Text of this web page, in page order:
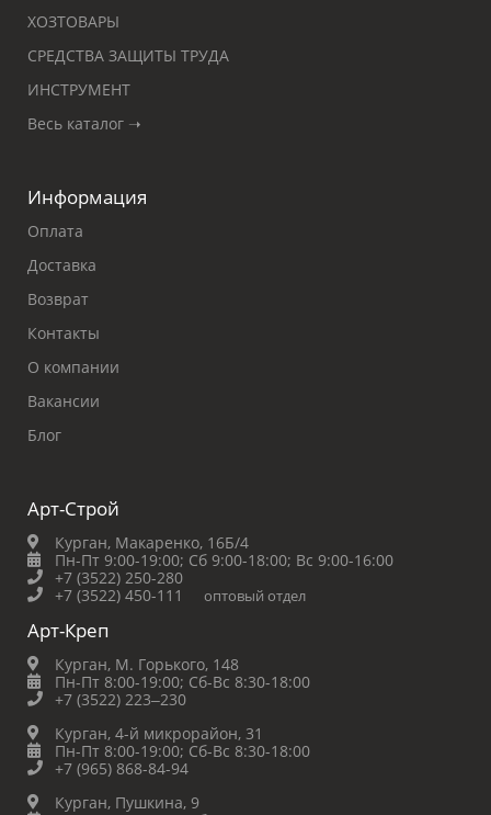
ХОЗТОВАРЫ
СРЕДСТВА ЗАЩИТЫ ТРУДА
ИНСТРУМЕНТ
Весь каталог ➝
Информация
Оплата
Доставка
Возврат
Контакты
О компании
Вакансии
Блог
Арт-Строй
Курган, Макаренко, 16Б/4
Пн-Пт 9:00-19:00; Сб 9:00-18:00; Вс 9:00-16:00
+7 (3522) 250-280
+7 (3522) 450-111
оптовый отдел
Арт-Креп
Курган, М. Горького, 148
Пн-Пт 8:00-19:00; Сб-Вс 8:30-18:00
+7 (3522) 223‒230
Курган, 4-й микрорайон, 31
Пн-Пт 8:00-19:00; Сб-Вс 8:30-18:00
+7 (965) 868-84-94
Курган, Пушкина, 9